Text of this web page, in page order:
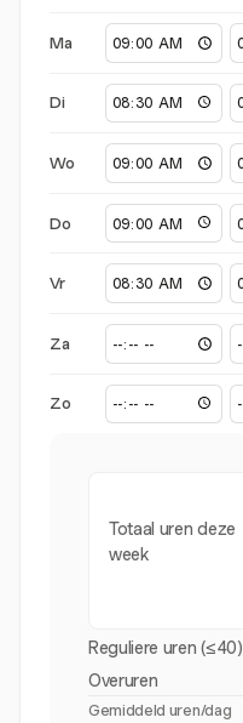
Ma
Di
Wo
Do
Vr
Za
Zo
Totaal uren deze
week
Reguliere uren (≤40)
Overuren
Gemiddeld uren/dag